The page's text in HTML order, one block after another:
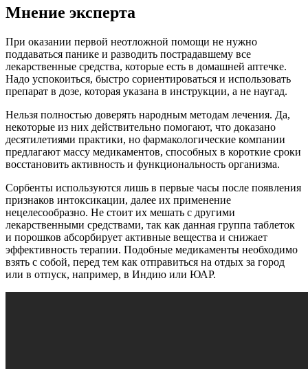
Мнение эксперта
При оказании первой неотложной помощи не нужно
поддаваться панике и разводить пострадавшему все
лекарственные средства, которые есть в домашней аптечке.
Надо успокоиться, быстро сориентироваться и использовать
препарат в дозе, которая указана в инструкции, а не наугад.
Нельзя полностью доверять народным методам лечения. Да,
некоторые из них действительно помогают, что доказано
десятилетиями практики, но фармакологические компании
предлагают массу медикаментов, способных в короткие сроки
восстановить активность и функциональность организма.
Сорбенты используются лишь в первые часы после появления
признаков интоксикации, далее их применение
нецелесообразно. Не стоит их мешать с другими
лекарственными средствами, так как данная группа таблеток
и порошков абсорбирует активные вещества и снижает
эффективность терапии. Подобные медикаменты необходимо
взять с собой, перед тем как отправиться на отдых за город
или в отпуск, например, в Индию или ЮАР.